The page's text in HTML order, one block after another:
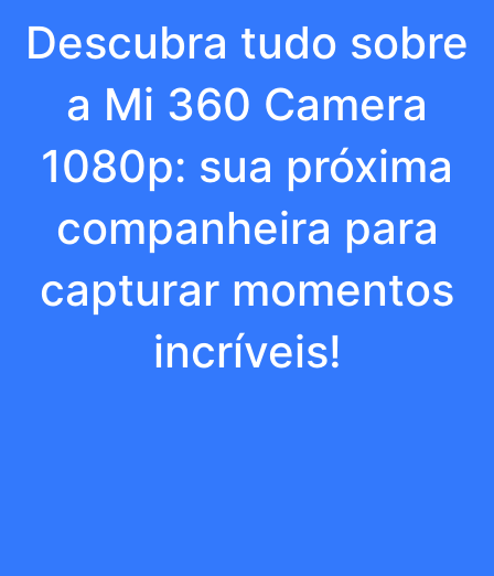
Descubra tudo sobre
a Mi 360 Camera
1080p: sua próxima
companheira para
capturar momentos
incríveis!